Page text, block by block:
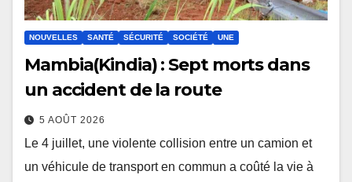
NOUVELLES SANTÉ SÉCURITÉ SOCIÉTÉ UNE
Mambia(Kindia) : Sept morts dans
un accident de la route
5 AOÛT 2026
Le 4 juillet, une violente collision entre un camion et
un véhicule de transport en commun a coûté la vie à